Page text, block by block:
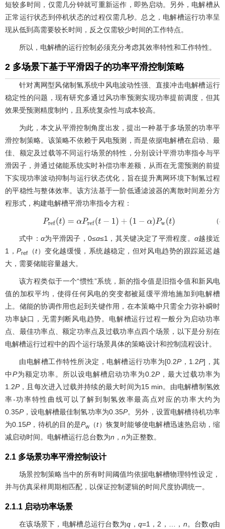
短较多时间，仅需几分钟就可重新运作，即热启动。另外，电解槽从
正常运行状态到停机状态的过程仅需几秒。总之，电解槽运行功率呈
现从低到高需要较长时间，反之仅需较少时间的工作特点。
所以，电解槽的运行控制必须充分考虑其效率特性和工作特性。
2 多场景下基于平滑因子的功率平滑控制策略
针对离网型风储制氢系统中风电波动性强、直接冲击电解槽运行
稳定性的问题，现有研究多通过风功率预测实现功率提前调度，但其
效果受预测精度制约，且系统复杂性与成本较高。
为此，本文从平滑控制角度出发，提出一种基于多场景的功率平
滑控制策略。该策略不依赖于风电预测，而是依据电解槽在启动、最
佳、额定及过载等不同运行场景的特性，分别设计平滑功率指令与平
滑因子，并通过储能系统实时补偿功率差额，从而在无需预测的前提
下实现功率波动抑制与运行状态优化，旨在提升离网环境下制氢过程
的平稳性与整体效率。该方法基于一阶低通滤波器的离散时间差分方
程形式，构建电解槽平滑功率指令方程：
Pre f(t =αPref(t −1 )+( 1− α)P w( t) （
式中： α为平滑因子，0≤α≤1，其关键决定了平滑程度。α越接近
1，Pref （t）变化越缓慢，系统越稳定，但对风电趋势的跟踪延迟越
大，需要储能容量越大。
该方程类似于一个“惯性”系统，新的指令值是旧指令值和新风电
值的加权平均，使得任何风电的突变都被延缓平滑地施加到电解槽
上。储能的协调作用也起到关键作用，在本策略中只需全力弥补瞬时
功率缺口，无需判断风电趋势。电解槽运行过程一般分为启动功率
点、最佳功率点、额定功率点及过载功率点四个场景，以下是分别在
电解槽运行过程中的四个运行场景具体的策略设计和控制流程设计。
由电解槽工作特性所决定，电解槽运行功率为[0.2P，1.2P]，其
中P为额定功率。所以设电解槽启动功率为0.2P，最大过载功率为
1.2P，且每次进入过载并持续的最大时间为15 min。由电解槽制氢效
率-功率特性曲线可以了解到制氢效率最高点对应的功率大约为
0.35P，设电解槽最佳制氢功率为0.35P。另外，设置电解槽待机功率
为0.15P，待机的目的是Pw（t）恢复时能够使电解槽迅速热启动，缩
减启动时间。电解槽运行总台数为n ， n为正整数。
2.1 多场景功率平滑控制设计
场景控制策略当中的所有时间阈值均依据电解槽物理特性设定，
并与仿真采样周期相匹配，以保证控制逻辑的时间尺度协调统一。
2.1.1 启动功率场景
在该场景下，电解槽总运行台数为q ， q=1，2，…， n。台数q由